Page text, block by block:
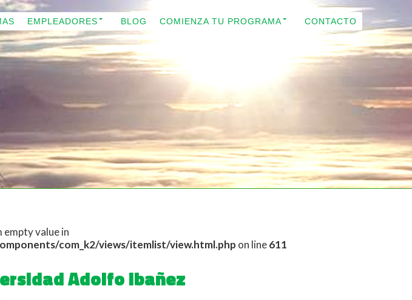
EMPLEADORES BLOG COMIENZA TU PROGRAMA CONTACTO
value in
com_k2/views/itemlist/view.html.php on line611
Adolfo Ibañez